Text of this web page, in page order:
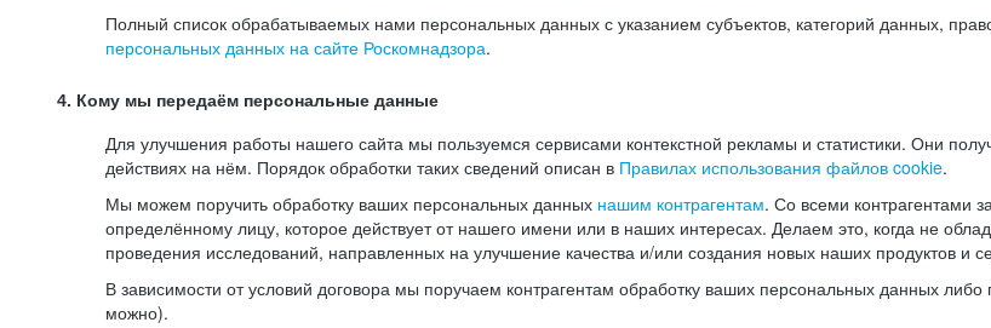
Полный список обрабатываемых нами персональных данных с указанием субъектов, категорий данных,
персональных данных на сайте Роскомнадзора.
4. Кому мы передаём персональные данные
Для улучшения работы нашего сайта мы пользуемся сервисами контекстной рекламы и статистики. Они
действиях на нём. Порядок обработки таких сведений описан в Правилах использования файлов cookie.
Мы можем поручить обработку ваших персональных данных нашим контрагентам. Со всеми контрагентами
определённому лицу, которое действует от нашего имени или в наших интересах. Делаем это, когда не
проведения исследований, направленных на улучшение качества и/или создания новых наших продуктов и
В зависимости от условий договора мы поручаем контрагентам обработку ваших персональных данных
можно).